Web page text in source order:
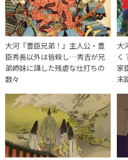
大河『豊臣兄弟！』主人公・豊
臣秀長以外は皆殺し…秀吉が兄
弟姉妹に課した残虐な仕打ちの
数々
大
く
家
末